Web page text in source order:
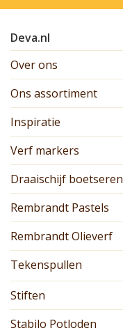
Deva.nl
Over ons
Ons assortiment
Inspiratie
Verf markers
Draaischijf boetseren
Rembrandt Pastels
Rembrandt Olieverf
Tekenspullen
Stiften
Stabilo Potloden